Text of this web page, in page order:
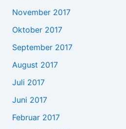
November 2017
Oktober 2017
September 2017
August 2017
Juli 2017
Juni 2017
Februar 2017